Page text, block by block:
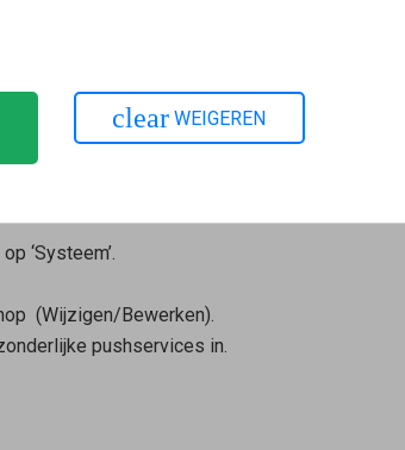
‘Poort’ de poort in waarmee de server
server ondersteunt een beveiligde
van de instellingen’ (‘E-
verstuurd.
aanwijzingen van de wizard.
Master
op ‘Systeem’.
(Wijzigen/Bewerken).
pushservices in.
clear WEIGEREN